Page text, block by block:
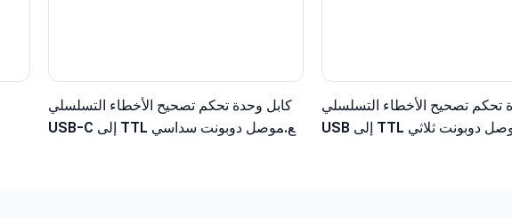
كابل وحدة تحكم تصحيح الأخطاء التسلسلي
USB-C إلى TTL مع موصل دوبونت سداسي
تحكم تصحيح الأخطاء التسلسلي
USB إلى TTL مع موصل دوبونت ثلاثي